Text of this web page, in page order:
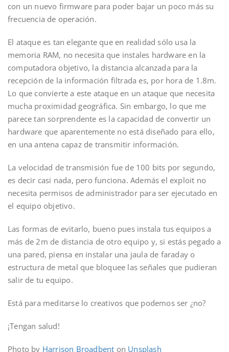
con un nuevo firmware para poder bajar un poco más su
frecuencia de operación.
El ataque es tan elegante que en realidad sólo usa la
memoria RAM, no necesita que instales hardware en la
computadora objetivo, la distancia alcanzada para la
recepción de la información filtrada es, por hora de 1.8m.
Lo que convierte a este ataque en un ataque que necesita
mucha proximidad geográfica. Sin embargo, lo que me
parece tan sorprendente es la capacidad de convertir un
hardware que aparentemente no está diseñado para ello,
en una antena capaz de transmitir información.
La velocidad de transmisión fue de 100 bits por segundo,
es decir casi nada, pero funciona. Además el exploit no
necesita permisos de administrador para ser ejecutado en
el equipo objetivo.
Las formas de evitarlo, bueno pues instala tus equipos a
más de 2m de distancia de otro equipo y, si estás pegado a
una pared, piensa en instalar una jaula de faraday o
estructura de metal que bloquee las señales que pudieran
salir de tu equipo.
Está para meditarse lo creativos que podemos ser ¿no?
¡Tengan salud!
Photo by Harrison Broadbent on Unsplash